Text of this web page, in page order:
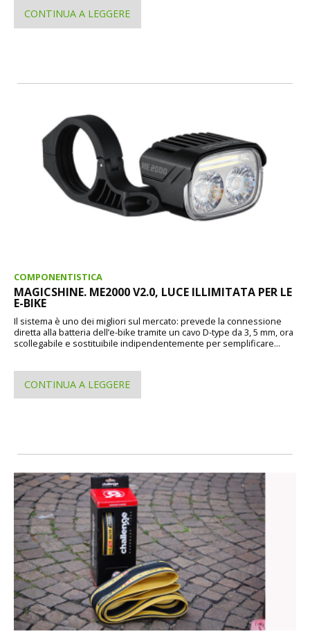
CONTINUA A LEGGERE
COMPONENTISTICA
MAGICSHINE. ME2000 V2.0, LUCE ILLIMITATA PER LE
E-BIKE
Il sistema è uno dei migliori sul mercato: prevede la connessione
diretta alla batteria dell’e-bike tramite un cavo D-type da 3, 5 mm, ora
scollegabile e sostituibile indipendentemente per semplificare...
CONTINUA A LEGGERE